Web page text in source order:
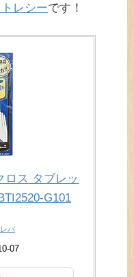
レシーです！
ロス タブレッ
G101
バ
07